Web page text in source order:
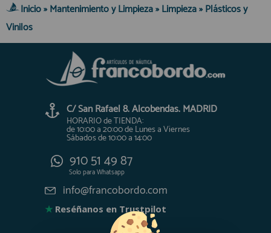
Inicio»Mantenimiento y Limpieza»Limpieza»Plásticos y
Vinilos
C/ San Rafael 8. Alcobendas. MADRID
HORARIO de TIENDA:
de 10:00 a 20:00 de Lunes a Viernes
Sábados de 10:00 a 14:00
910 51 49 87
Solo paraWhatsapp
info@francobordo.com
★ Reséñanos en Trustpilot